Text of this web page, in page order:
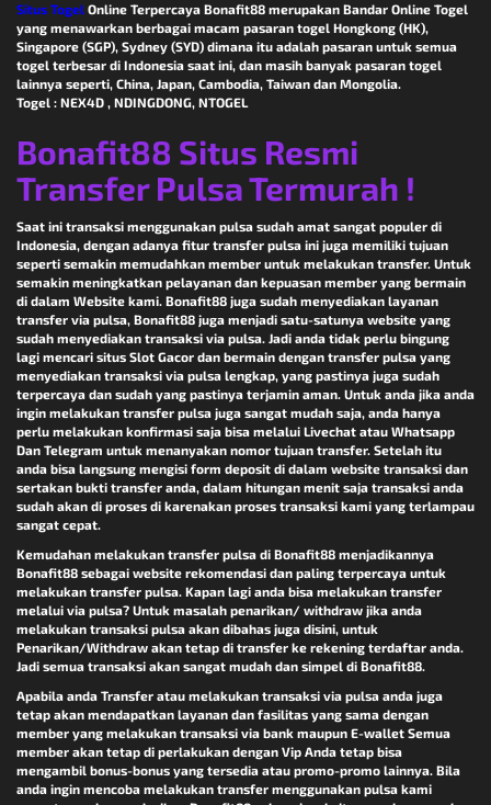
Situs Togel Online Terpercaya Bonafit88 merupakan Bandar Online Togel
yang menawarkan berbagai macam pasaran togel Hongkong (HK),
Singapore (SGP), Sydney (SYD) dimana itu adalah pasaran untuk semua
togel terbesar di Indonesia saat ini, dan masih banyak pasaran togel
lainnya seperti, China, Japan, Cambodia, Taiwan dan Mongolia.
Togel : NEX4D , NDINGDONG, NTOGEL
Bonafit88 Situs Resmi
Transfer Pulsa Termurah !
Saat ini transaksi menggunakan pulsa sudah amat sangat populer di
Indonesia, dengan adanya fitur transfer pulsa ini juga memiliki tujuan
seperti semakin memudahkan member untuk melakukan transfer. Untuk
semakin meningkatkan pelayanan dan kepuasan member yang bermain
di dalam Website kami. Bonafit88 juga sudah menyediakan layanan
transfer via pulsa, Bonafit88 juga menjadi satu-satunya website yang
sudah menyediakan transaksi via pulsa. Jadi anda tidak perlu bingung
lagi mencari situs Slot Gacor dan bermain dengan transfer pulsa yang
menyediakan transaksi via pulsa lengkap, yang pastinya juga sudah
terpercaya dan sudah yang pastinya terjamin aman. Untuk anda jika anda
ingin melakukan transfer pulsa juga sangat mudah saja, anda hanya
perlu melakukan konfirmasi saja bisa melalui Livechat atau Whatsapp
Dan Telegram untuk menanyakan nomor tujuan transfer. Setelah itu
anda bisa langsung mengisi form deposit di dalam website transaksi dan
sertakan bukti transfer anda, dalam hitungan menit saja transaksi anda
sudah akan di proses di karenakan proses transaksi kami yang terlampau
sangat cepat.
Kemudahan melakukan transfer pulsa di Bonafit88 menjadikannya
Bonafit88 sebagai website rekomendasi dan paling terpercaya untuk
melakukan transfer pulsa. Kapan lagi anda bisa melakukan transfer
melalui via pulsa? Untuk masalah penarikan/ withdraw jika anda
melakukan transaksi pulsa akan dibahas juga disini, untuk
Penarikan/Withdraw akan tetap di transfer ke rekening terdaftar anda.
Jadi semua transaksi akan sangat mudah dan simpel di Bonafit88.
Apabila anda Transfer atau melakukan transaksi via pulsa anda juga
tetap akan mendapatkan layanan dan fasilitas yang sama dengan
member yang melakukan transaksi via bank maupun E-wallet Semua
member akan tetap di perlakukan dengan Vip Anda tetap bisa
mengambil bonus-bonus yang tersedia atau promo-promo lainnya. Bila
anda ingin mencoba melakukan transfer menggunakan pulsa kami